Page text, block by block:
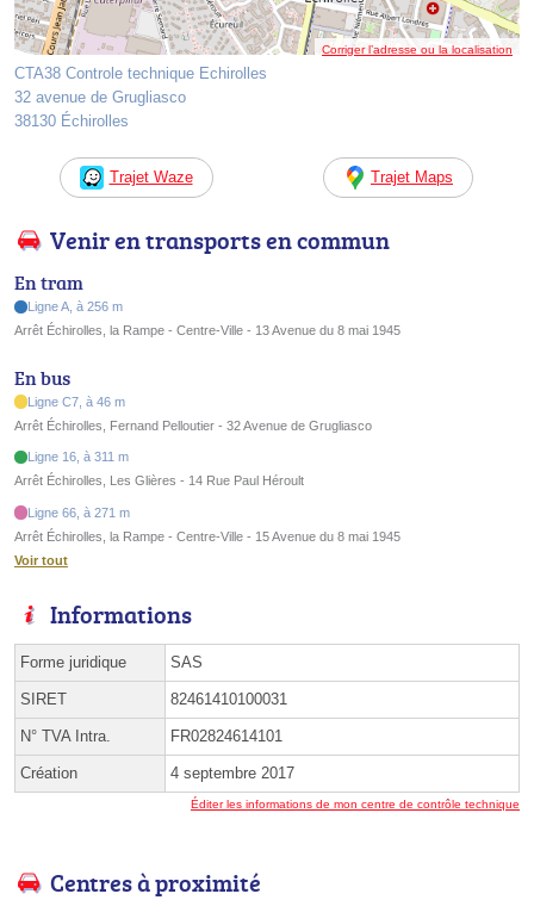
Corriger l’adresse ou la localisation
CTA38 Controle technique Echirolles
32 avenue de Grugliasco
38130 Échirolles
Trajet Waze Trajet Maps
Venir en transports en commun
En tram
Ligne A, à 256 m
Arrêt Échirolles, la Rampe - Centre-Ville - 13 Avenue du 8 mai 1945
En bus
Ligne C7, à 46 m
Arrêt Échirolles, Fernand Pelloutier - 32 Avenue de Grugliasco
Ligne 16, à 311 m
Arrêt Échirolles, Les Glières - 14 Rue Paul Héroult
Ligne 66, à 271 m
Arrêt Échirolles, la Rampe - Centre-Ville - 15 Avenue du 8 mai 1945
Voir tout
Informations
Forme juridique SAS
SIRET 82461410100031
N° TVA Intra. FR02824614101
Création 4 septembre 2017
Éditer les informations de mon centre de contrôle technique
Centres à proximité